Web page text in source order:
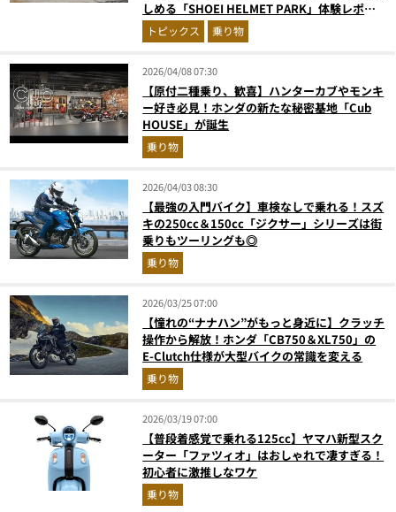
しめる「SHOEI HELMET PARK」体験レポー
トトピックス 乗り物
2026/04/08 07:30
【原付二種乗り、歓喜】ハンターカブやモンキ
ー好き必見！ホンダの新たな秘密基地「Cub
HOUSE」が誕生
乗り物
2026/04/03 08:30
【最強の入門バイク】車検なしで乗れる！スズ
キの250cc＆150cc「ジクサー」シリーズは街
乗りもツーリングも◎
乗り物
2026/03/25 07:00
【憧れの“ナナハン”がもっと身近に】クラッチ
操作から解放！ホンダ「CB750＆XL750」の
E-Clutch仕様が大型バイクの常識を変える
乗り物
2026/03/19 07:00
【普段着感覚で乗れる125cc】ヤマハ新型スク
ーター「ファツィオ」はおしゃれで凄すぎる！
初心者に激推しなワケ
乗り物